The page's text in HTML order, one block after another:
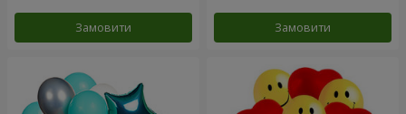
Замовити Замовити